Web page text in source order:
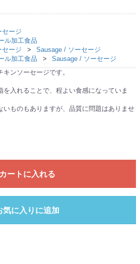
セージ
ル加工食品
セージ
Sausage / ソーセージ
ル加工食品
Sausage / ソーセージ
ンソーセージです。
入れることで、程よい食感になっていま
いものもありますが、品質に問題はありませ
カートに入れる
気に入りに追加